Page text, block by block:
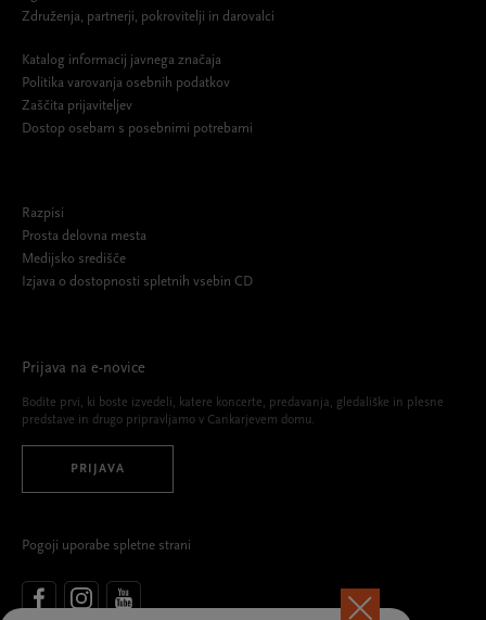
Združenja, partnerji, pokrovitelji in darovalci
Katalog informacij javnega značaja
Politika varovanja osebnih podatkov
Zaščita prijaviteljev
Dostop osebam s posebnimi potrebami
Razpisi
Prosta delovna mesta
Medijsko središče
Izjava o dostopnosti spletnih vsebin CD
Prijava na e-novice
Bodite prvi, ki boste izvedeli, katere koncerte, predavanja, gledališke in plesne
predstave in drugo pripravljamo v Cankarjevem domu.
PRIJAVA
Pogoji uporabe spletne strani